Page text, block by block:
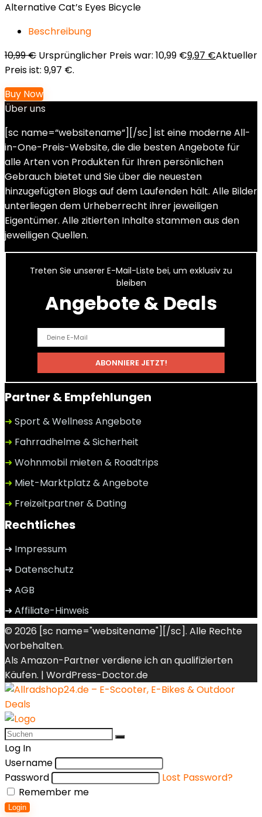
Alternative Cat’s Eyes Bicycle
Beschreibung
10,99€ Ursprünglicher Preis war: 10,99 €9,97 €Aktueller
Preis ist: 9,97 €.
Buy Now
Über uns
[sc name=“websitename“][/sc] ist eine moderne All-
in-One-Preis-Website, die die besten Angebote für
alle Arten von Produkten für Ihren persönlichen
Gebrauch bietet und Sie über die neuesten
hinzugefügten Blogs auf dem Laufenden hält. Alle Bilder
unterliegen dem Urheberrecht ihrer jeweiligen
Eigentümer. Alle zitierten Inhalte stammen aus den
jeweiligen Quellen.
Treten Sie unserer E-Mail-Liste bei, um exklusiv zu
bleiben
Angebote & Deals
Partner & Empfehlungen
➜ Sport & Wellness Angebote
➜ Fahrradhelme & Sicherheit
➜ Wohnmobil mieten & Roadtrips
➜ Miet-Marktplatz & Angebote
➜ Freizeitpartner & Dating
Rechtliches
➜ Impressum
➜ Datenschutz
➜ AGB
➜ Affiliate-Hinweis
© 2026 [sc name="websitename"][/sc]. Alle Rechte
vorbehalten.
Als Amazon-Partner verdiene ich an qualifizierten
Käufen. | WordPress-Doctor.de
Log In
Username
Password
Lost Password?
Remember me
Login